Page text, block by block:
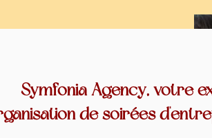
Symfonia Agency, votre
de soirées